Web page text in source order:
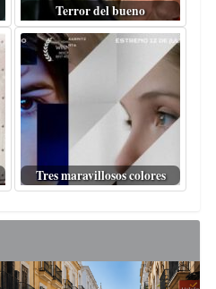
Terror del bueno
Tres maravillosos colores